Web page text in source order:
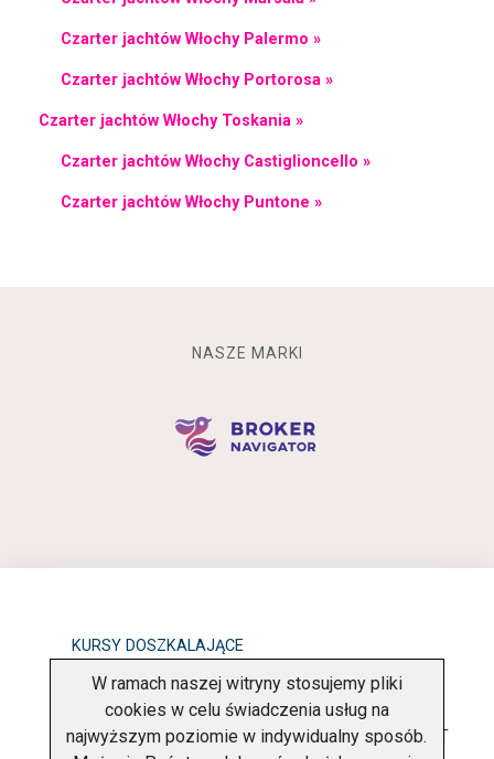
Czarter jachtów Włochy Palermo »
Czarter jachtów Włochy Portorosa »
Czarter jachtów Włochy Toskania »
Czarter jachtów Włochy Castiglioncello »
Czarter jachtów Włochy Puntone »
NASZE MARKI
KURSY DOSZKALAJĄCE
OBOWIĄZEK INFORMACYJNY
POLITYKA PRYWATNOŚCI O FIRMIE KONTAKT
W ramach naszej witryny stosujemy pliki
cookies w celu świadczenia usług na
najwyższym poziomie w indywidualny sposób.